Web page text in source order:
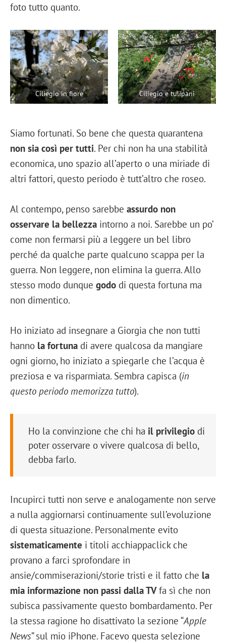
foto tutto quanto.
Ciliegio in fiore Ciliegio e tulipani
Siamo fortunati. So bene che questa quarantena
non sia così per tutti. Per chi non ha una stabilità
economica, uno spazio all’aperto o una miriade di
altri fattori, questo periodo è tutt’altro che roseo.
Al contempo, penso sarebbe assurdo non
osservare la bellezza intorno a noi. Sarebbe un po’
come non fermarsi più a leggere un bel libro
perché da qualche parte qualcuno scappa per la
guerra. Non leggere, non elimina la guerra. Allo
stesso modo dunque godo di questa fortuna ma
non dimentico.
Ho iniziato ad insegnare a Giorgia che non tutti
hanno la fortuna di avere qualcosa da mangiare
ogni giorno, ho iniziato a spiegarle che l’acqua è
preziosa e va risparmiata. Sembra capisca (in
questo periodo memorizza tutto).
Ho la convinzione che chi ha il privilegio di
poter osservare o vivere qualcosa di bello,
debba farlo.
Incupirci tutti non serve e analogamente non serve
a nulla aggiornarsi continuamente sull’evoluzione
di questa situazione. Personalmente evito
sistematicamente i titoli acchiappaclick che
provano a farci sprofondare in
ansie/commiserazioni/storie tristi e il fatto che la
mia informazione non passi dalla TVfa sì che non
subisca passivamente questo bombardamento. Per
la stessa ragione ho disattivato la sezione “Apple
News” sul mio iPhone. Facevo questa selezione